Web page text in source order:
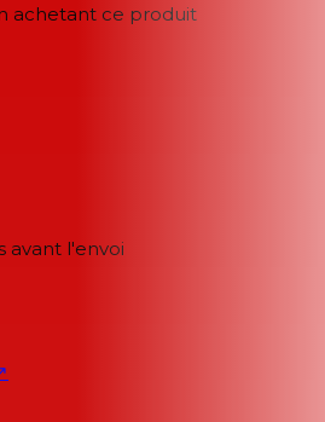
achetant ce produit
avant l'envoi